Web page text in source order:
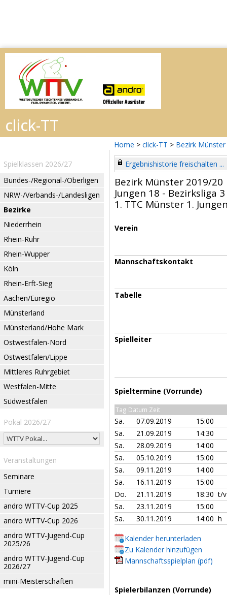
Home > click-TT > Bezirk
Spielklassen 2026/27
Bundes-/Regional-/Oberligen
NRW-/Verbands-/Landesligen
Bezirke
Niederrhein
Rhein-Ruhr
Rhein-Wupper
Köln
Rhein-Erft-Sieg
Aachen/Euregio
Münsterland
Münsterland/Hohe Mark
Ostwestfalen-Nord
Ostwestfalen/Lippe
Mittleres Ruhrgebiet
Westfalen-Mitte
Südwestfalen
Pokal 2026/27
Veranstaltungen
Seminare
Turniere
andro WTTV-Cup 2025
andro WTTV-Cup 2026
andro WTTV-Jugend-Cup
2025/26
andro WTTV-Jugend-Cup
2026/27
mini-Meisterschaften
Ergebnishistorie freischalten ...
Bezirk Münster 2019/20
Jungen 18 - Bezirksliga 3
1. TTC Münster 1.
Verein
Mannschaftskontakt
Tabelle
Spielleiter
Spieltermine (Vorrunde)
Tag Datum Zeit
Sa. 07.09.2019
15:00
Sa.
21.09.2019
14:30
Sa.
28.09.2019
14:00
Sa.
05.10.2019
15:00
Sa.
09.11.2019
14:00
Sa.
16.11.2019
15:00
Do.
21.11.2019
18:30
Sa.
23.11.2019
15:00
Sa.
30.11.2019 14:00 h
Kalender herunterladen
Zu Kalender hinzufügen
Mannschaftsspielplan (pdf)
Spielerbilanzen (Vorrunde)